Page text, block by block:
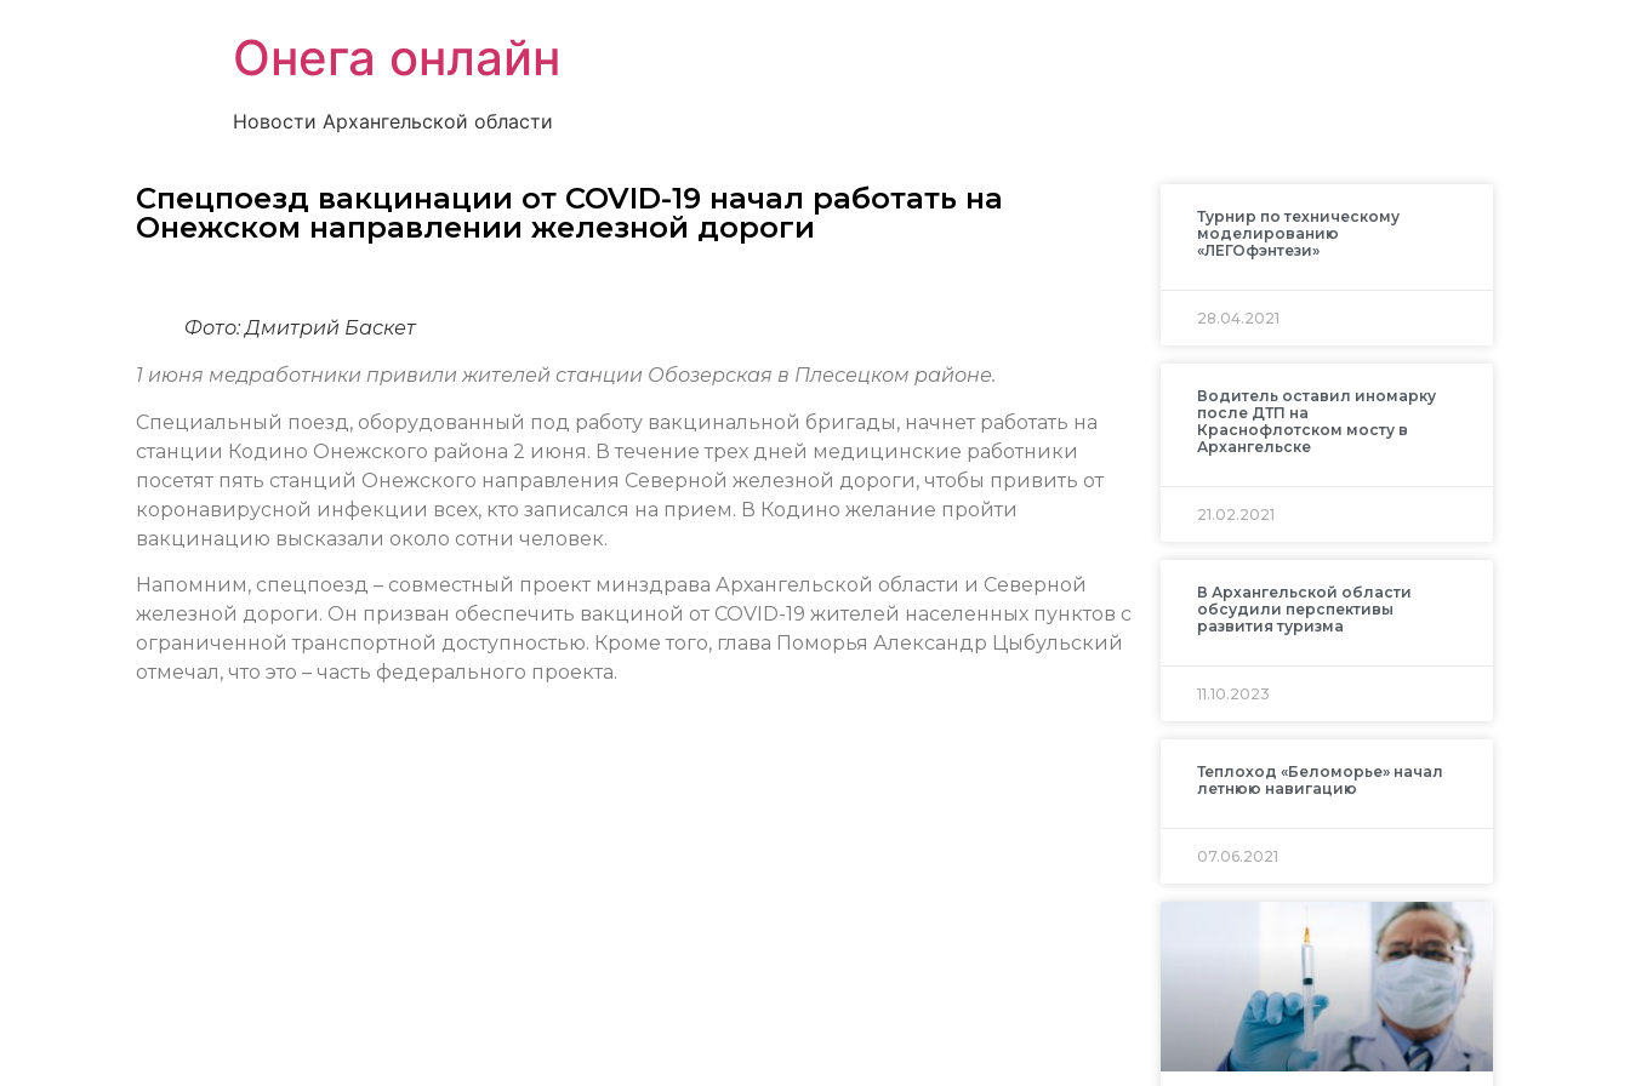
Онега онлайн
Новости Архангельской области
Спецпоезд вакцинации от COVID-19 начал работать на
Онежском направлении железной дороги
Фото: Дмитрий Баскет
1 июня медработники привили жителей станции Обозерская в Плесецком районе.
Специальный поезд, оборудованный под работу вакцинальной бригады, начнет работать на
станции Кодино Онежского района 2 июня. В течение трех дней медицинские работники
посетят пять станций Онежского направления Северной железной дороги, чтобы привить от
коронавирусной инфекции всех, кто записался на прием. В Кодино желание пройти
вакцинацию высказали около сотни человек.
Напомним, спецпоезд – совместный проект минздрава Архангельской области и Северной
железной дороги. Он призван обеспечить вакциной от COVID-19 жителей населенных пунктов с
ограниченной транспортной доступностью. Кроме того, глава Поморья Александр Цыбульский
отмечал, что это – часть федерального проекта.
Турнир по техническому
моделированию
«ЛЕГОфэнтези»
28.04.2021
Водитель оставил иномарку
после ДТП на
Краснофлотском мосту в
Архангельске
21.02.2021
В Архангельской области
обсудили перспективы
развития туризма
11.10.2023
Теплоход «Беломорье» начал
летнюю навигацию
07.06.2021